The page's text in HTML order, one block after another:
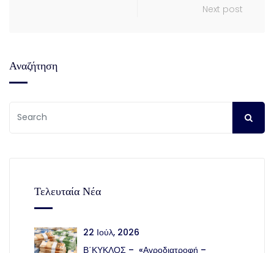
Next post
Αναζήτηση
Τελευταία Νέα
22 Ιούλ, 2026
Β΄ΚΥΚΛΟΣ – «Αγροδιατροφή –